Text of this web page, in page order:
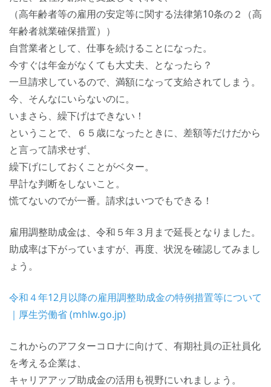
（高年齢者等の雇用の安定等に関する法律第10条の２（高
年齢者就業確保措置））
自営業者として、仕事を続けることになった。
今すぐは年金がなくても大丈夫、となったら？
一旦請求しているので、満額になって支給されてしまう。
今、そんなにいらないのに。
いまさら、繰下げはできない！
ということで、６５歳になったときに、差額等だけだから
と言って請求せず、
繰下げにしておくことがベター。
早計な判断をしないこと。
慌てないのでが一番。請求はいつでもできる！
雇用調整助成金は、令和５年３月まで延長となりました。
助成率は下がっていますが、再度、状況を確認してみまし
ょう。
令和４年12月以降の雇用調整助成金の特例措置等について
｜厚生労働省 (mhlw.go.jp)
これからのアフターコロナに向けて、有期社員の正社員化
を考える企業は、
キャリアアップ助成金の活用も視野にいれましょう。